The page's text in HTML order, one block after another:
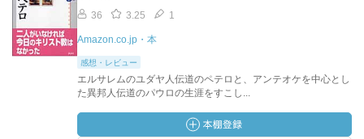
36 3.25 1
Amazon.co.jp・本
感想・レビュー
エルサレムのユダヤ人伝道のペテロと、アンテオケを中心とし
た異邦人伝道のパウロの生涯をすこし...